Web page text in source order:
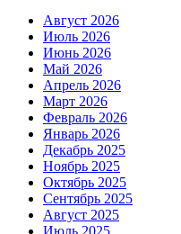
Август 2026
Июль 2026
Июнь 2026
Май 2026
Апрель 2026
Март 2026
Февраль 2026
Январь 2026
Декабрь 2025
Ноябрь 2025
Октябрь 2025
Сентябрь 2025
Август 2025
Июль 2025